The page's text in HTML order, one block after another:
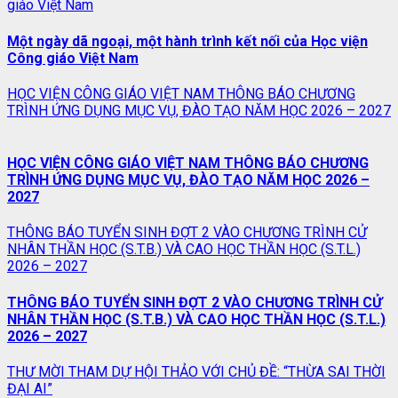
giáo Việt Nam
Một ngày dã ngoại, một hành trình kết nối của Học viện
Công giáo Việt Nam
HỌC VIỆN CÔNG GIÁO VIỆT NAM THÔNG BÁO CHƯƠNG
TRÌNH ỨNG DỤNG MỤC VỤ, ĐÀO TẠO NĂM HỌC 2026 – 2027
HỌC VIỆN CÔNG GIÁO VIỆT NAM THÔNG BÁO CHƯƠNG
TRÌNH ỨNG DỤNG MỤC VỤ, ĐÀO TẠO NĂM HỌC 2026 –
2027
THÔNG BÁO TUYỂN SINH ĐỢT 2 VÀO CHƯƠNG TRÌNH CỬ
NHÂN THẦN HỌC (S.T.B.) VÀ CAO HỌC THẦN HỌC (S.T.L.)
2026 – 2027
THÔNG BÁO TUYỂN SINH ĐỢT 2 VÀO CHƯƠNG TRÌNH CỬ
NHÂN THẦN HỌC (S.T.B.) VÀ CAO HỌC THẦN HỌC (S.T.L.)
2026 – 2027
THƯ MỜI THAM DỰ HỘI THẢO VỚI CHỦ ĐỀ: “THỪA SAI THỜI
ĐẠI AI”